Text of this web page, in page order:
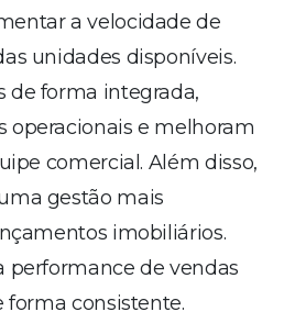
a velocidade de
unidades disponíveis.
de forma integrada,
operacionais e melhoram
comercial. Além disso,
gestão mais
imobiliários.
performance de vendas
forma consistente.